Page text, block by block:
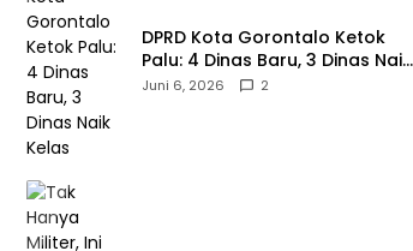
‎DPRD Kota Gorontalo Ketok
Palu: 4 Dinas Baru, 3 Dinas Naik
Kelas
Juni 6, 2026 2